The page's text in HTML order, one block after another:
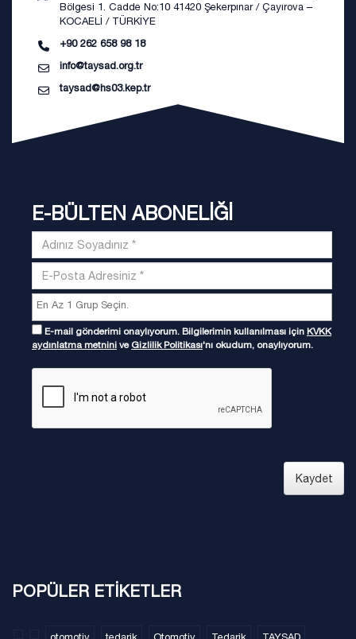
Bölgesi 1. Cadde No:10 41420 Şekerpınar / Çayırova –
KOCAELİ / TÜRKİYE
+90 262 658 98 18
info@taysad.org.tr
taysad@hs03.kep.tr
E-BÜLTEN ABONELİĞİ
E-mail gönderimi onaylıyorum. Bilgilerimin kullanılması için KVKK
aydınlatma metnini ve Gizlilik Politikası'nı okudum, onaylıyorum.
Kaydet
POPÜLER ETİKETLER